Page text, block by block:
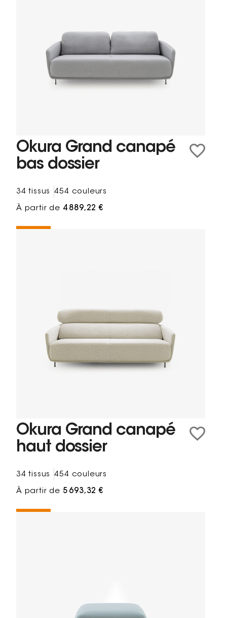
Okura Grand canapé
bas dossier
34 tissus 454 couleurs
À partir de 4 889,22 €
Okura Grand canapé
haut dossier
34 tissus 454 couleurs
À partir de 5 693,32 €